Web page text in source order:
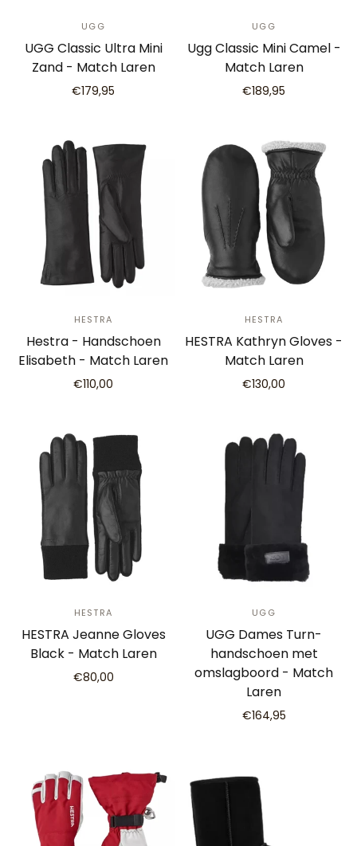
UGG
UGG Classic Ultra Mini
Zand - Match Laren
€179,95
UGG
Ugg Classic Mini Camel -
Match Laren
€189,95
HESTRA
Hestra - Handschoen
Elisabeth - Match Laren
€110,00
HESTRA
HESTRA Kathryn Gloves -
Match Laren
€130,00
HESTRA
HESTRA Jeanne Gloves
Black - Match Laren
€80,00
UGG
UGG Dames Turn-
handschoen met
omslagboord - Match
Laren
€164,95